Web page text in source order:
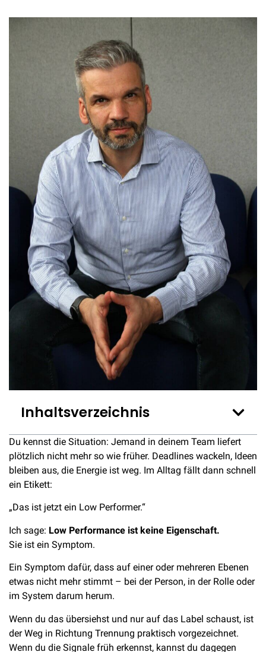
Inhaltsverzeichnis
Du kennst die Situation: Jemand in deinem Team liefert
plötzlich nicht mehr so wie früher. Deadlines wackeln, Ideen
bleiben aus, die Energie ist weg. Im Alltag fällt dann schnell
ein Etikett:
„Das ist jetzt ein Low Performer.“
Ich sage: Low Performance ist keine Eigenschaft.
Sie ist ein Symptom.
Ein Symptom dafür, dass auf einer oder mehreren Ebenen
etwas nicht mehr stimmt – bei der Person, in der Rolle oder
im System darum herum.
Wenn du das übersiehst und nur auf das Label schaust, ist
der Weg in Richtung Trennung praktisch vorgezeichnet.
Wenn du die Signale früh erkennst, kannst du dagegen